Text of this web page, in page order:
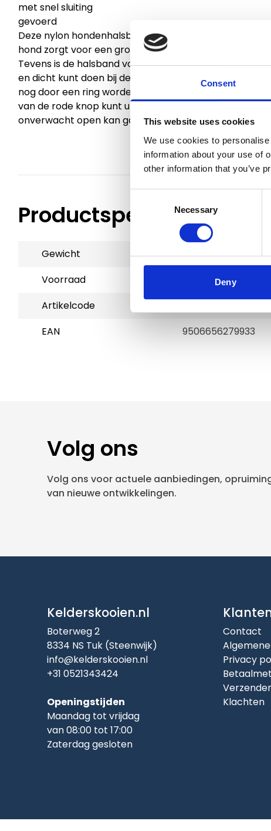
Consent
This website uses cookies
We use cookies to
information about your use of
other information that you’ve
Selection
Necessary
Deny
met snel sluiting
gevoerd
Deze nylon hondenhalsband is een band die aan de
hond zorgt voor een groter draagcomfort. De voering
Tevens is de halsband voorzien van een snel sluiting
en dicht kunt doen bij de hond, en dus makkelijk aan
nog door een ring worden gehaald, zodat er geen
van de rode knop kunt u de snel sluiting borgen als
onverwacht open kan gaan. Dit zorgt voor extra
Productspecificaties
Gewicht
0.3 kg
Voorraad
Artikelcode
EAN
9506656279933
Volg ons
Volg ons voor actuele aanbiedingen,
van nieuwe ontwikkelingen.
Kelderskooien.nl
Boterweg 2
8334 NS Tuk (Steenwijk)
info@kelderskooien.nl
+31 0521343424
Openingstijden
Maandag tot vrijdag
van 08:00 tot 17:00
Zaterdag gesloten
Contact
Privacy
Klachten